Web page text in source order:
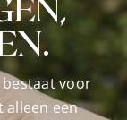
bestaat voor
alleen een